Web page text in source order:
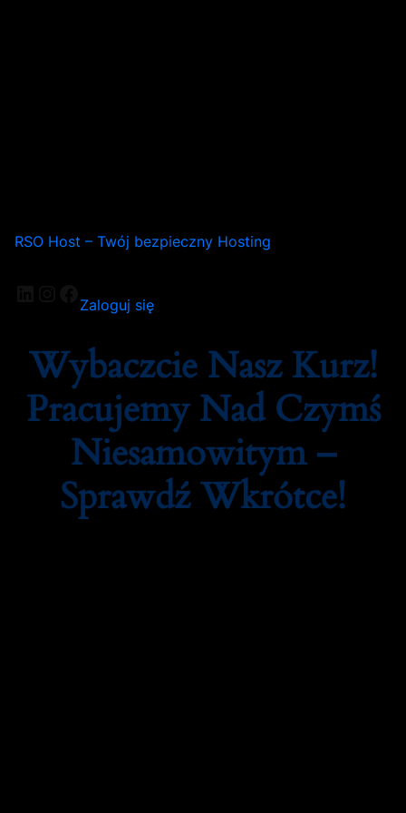
RSO Host – Twój bezpieczny Hosting
LinkedIn
Instagram
Facebook
Zaloguj się
Wybaczcie Nasz Kurz!
Pracujemy Nad Czymś
Niesamowitym –
Sprawdź Wkrótce!